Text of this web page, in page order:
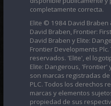
completamente correcta.
Elite © 1984 David
David Braben, Frontier:
David Braben y Elite:
Frontier Developments
reservados. 'Elite', el
Elite: Dangerous,
son marcas registradas
PLC. Todos los derechos
marcas y elementos
propiedad de sus